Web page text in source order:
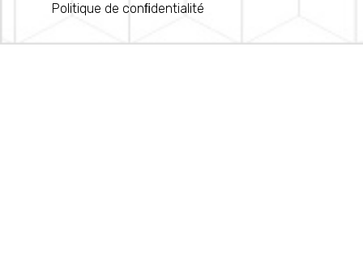
Politique de conﬁdentialité